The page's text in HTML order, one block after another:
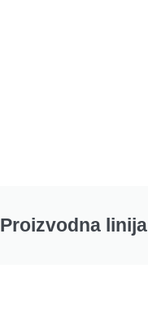
Proizvodna linija